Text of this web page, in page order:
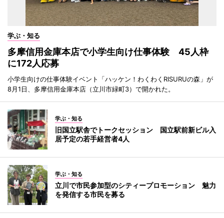
学ぶ・知る
多摩信用金庫本店で小学生向け仕事体験 45人枠
に172人応募
小学生向けの仕事体験イベント「ハッケン！わくわくRISURUの森」が
8月1日、多摩信用金庫本店（立川市緑町3）で開かれた。
学ぶ・知る
旧国立駅舎でトークセッション 国立駅前新ビル入
居予定の若手経営者4人
学ぶ・知る
立川で市民参加型のシティープロモーション 魅力
を発信する市民を募る